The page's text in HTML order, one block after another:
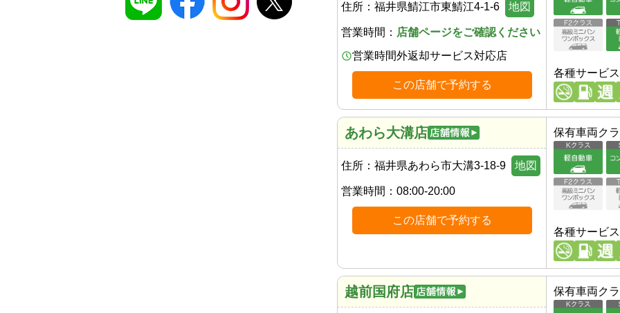
住所： 福井県鯖江市東鯖江4-1-6 地図
営業時間： 店舗ページをご確認ください
営業時間外返却サービス対応店
この店舗で予約する
各種サービス
あわら大溝店
住所： 福井県あわら市大溝3-18-9 地図
営業時間： 08:00-20:00
この店舗で予約する
保有車両ク
各種サービス
越前国府店 保有車両ク